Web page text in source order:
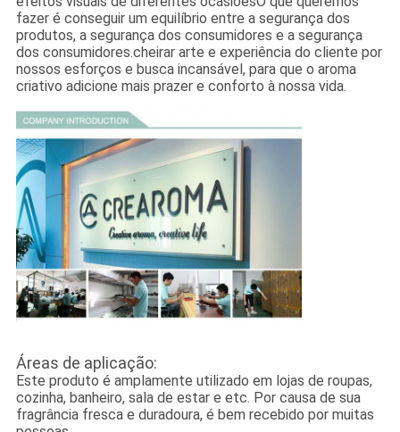
fazer é conseguir um equilíbrio entre a segurança dos
produtos, a segurança dos consumidores e a segurança
dos consumidores.cheirar arte e experiência do cliente por
nossos esforços e busca incansável, para que o aroma
criativo adicione mais prazer e conforto à nossa vida.
Áreas de aplicação:
Este produto é amplamente utilizado em lojas de roupas,
cozinha, banheiro, sala de estar e etc. Por causa de sua
fragrância fresca e duradoura, é bem recebido por muitas